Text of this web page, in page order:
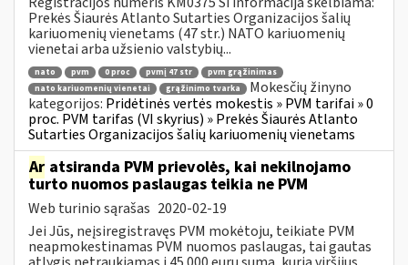
Prekės Šiaurės Atlanto Sutarties Organizacijos šalių
kariuomenių vienetams (47 str.) NATO kariuomenių
vienetai arba užsienio valstybių...
nato pvm 0 proc pvmį 47 str
pvm grąžinimas
nato kariuomenių vienetai
grąžinimo tvarka
Mokesčių žinyno
kategorijos: Pridėtinės vertės mokestis » PVM tarifai » 0
proc. PVM tarifas (VI skyrius) » Prekės Šiaurės Atlanto
Sutarties Organizacijos šalių kariuomenių vienetams
Ar atsiranda PVM prievolės, kai nekilnojamo
turto nuomos paslaugas teikia ne PVM
Web turinio sąrašas 2020-02-19
Jei Jūs, neįsiregistravęs PVM mokėtoju, teikiate PVM
neapmokestinamas PVM nuomos paslaugas, tai gautas